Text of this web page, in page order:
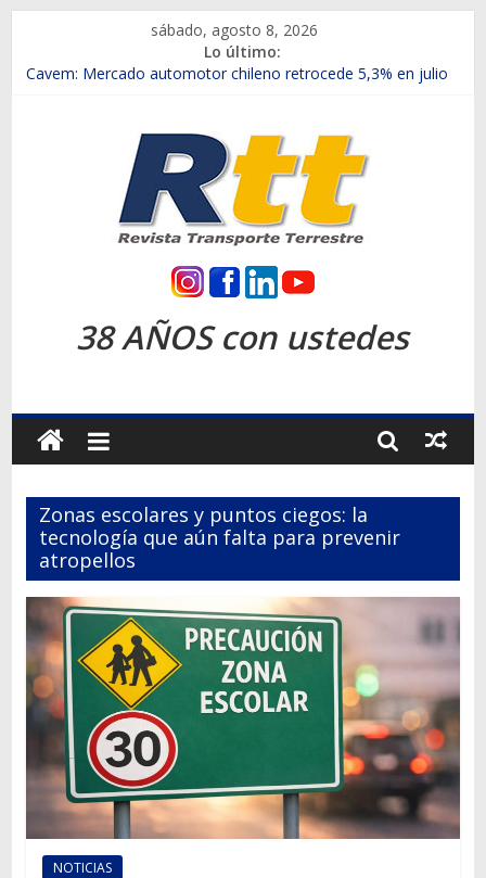
contenido
sábado, agosto 8, 2026
Lo último:
Chile es el primer mercado internacional en lanzar la nueva
Salfa suma vehículos electrificados de Chevrolet en el Biobío
Samex amplía su red con nuevas sucursales en Rancagua y
SINOTRUK Pick-ups presentó la recién estrenada Bolden en
la Expo Compras Públicas 2026
Revista
Transporte
Terrestre
Autos,
camiones,
motos,
información
del
mundo
del
transporte
38 AÑOS con ustedes
Zonas escolares y puntos ciegos: la
tecnología que aún falta para prevenir
atropellos
NOTICIAS